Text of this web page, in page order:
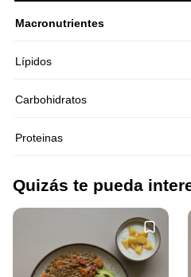
Macronutrientes
Lípidos
Carbohidratos
Proteinas
Quizás te pueda